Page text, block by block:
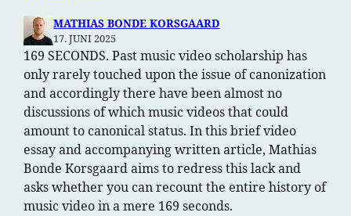
MATHIAS BONDE KORSGAARD
17. JUNI 2025
169 SECONDS. Past music video scholarship has
only rarely touched upon the issue of canonization
and accordingly there have been almost no
discussions of which music videos that could
amount to canonical status. In this brief video
essay and accompanying written article, Mathias
Bonde Korsgaard aims to redress this lack and
asks whether you can recount the entire history of
music video in a mere 169 seconds.